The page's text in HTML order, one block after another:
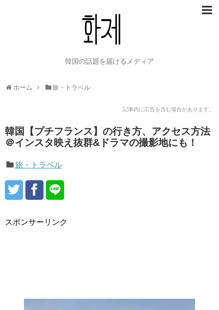
韓国の話題を届けるメディア
ホーム 旅・トラベル
記事内に広告を含む場合があります。
韓国【プチフランス】の行き方、アクセス方法
＠インスタ映え抜群&ドラマの撮影地にも！
旅・トラベル
スポンサーリンク